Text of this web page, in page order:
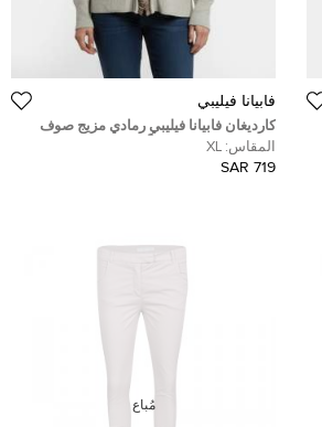
فابيانا فيليبي
كارديغان فابيانا فيليبي رمادي مزيج صوف
بطيات حافة كبيرة جداً
المقاس: XL
719 SAR
مُباع